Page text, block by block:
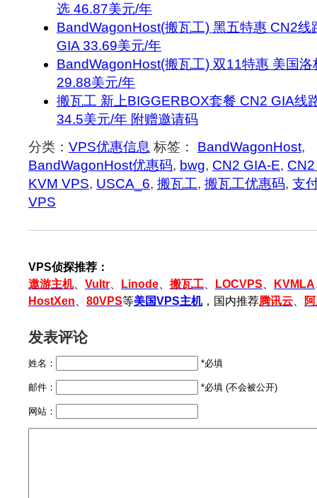
选 46.87美元/年
BandWagonHost(搬瓦工) 黑五特惠 CN2
GIA 33.69美元/年
BandWagonHost(搬瓦工) 双11特惠 美国
29.88美元/年
搬瓦工 新上BIGGERBOX套餐 CN2 GIA线
34.5美元/年 附赠邀请码
分类： VPS优惠信息 标签： BandWagonHost,
BandWagonHost优惠码, bwg, CN2 GIA-E,
KVM VPS, USCA_6, 搬瓦工, 搬瓦工优惠码, 支
VPS
VPS侦探推荐：
遨游主机、 Vultr Linode 搬瓦工 LOCVPS KVMLA
HostXen
80VPS等美国VPS主机，国内推荐腾讯云
发表评论
姓名： *必填
邮件： *必填 (不会被公开)
网站：